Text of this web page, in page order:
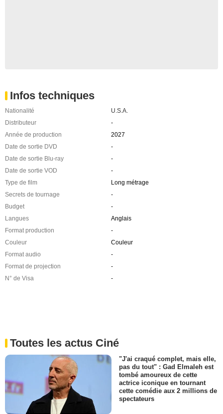
Infos techniques
Nationalité
U.S.A.
Distributeur
-
Année de production
2027
Date de sortie DVD
-
Date de sortie Blu-ray
-
Date de sortie VOD
-
Type de film
Long métrage
Secrets de tournage
-
Budget
-
Langues
Anglais
Format production
-
Couleur
Couleur
Format audio
-
Format de projection
-
N° de Visa
-
Toutes les actus Ciné
"J'ai craqué complet, mais elle,
pas du tout" : Gad Elmaleh est
tombé amoureux de cette
actrice iconique en tournant
cette comédie aux 2 millions de
spectateurs